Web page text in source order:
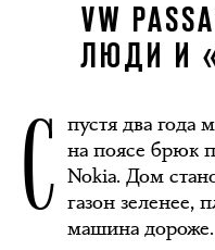
VW
ЛЮДИ И
С пустя два года
на поясе брюк
Nokia. Дом
газон зеленее,
машина дороже.